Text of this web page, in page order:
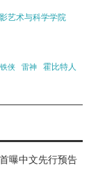
艺术与科学学院
侠 雷神 霍比特人
曝中文先行预告